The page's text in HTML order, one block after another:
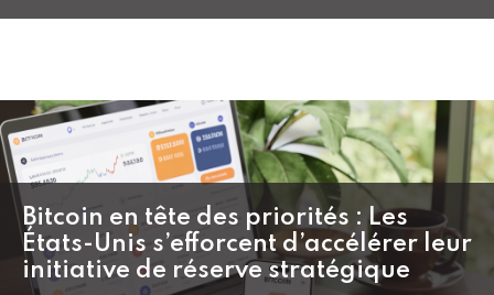
Bitcoin en tête des priorités : Les
États-Unis s’efforcent d’accélérer leur
initiative de réserve stratégique